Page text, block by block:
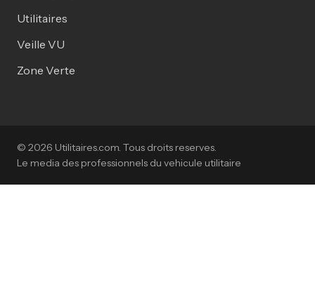
Utilitaires
Veille VU
Zone Verte
© 2026 Utilitaires.com. Tous droits reserves.
Le media des professionnels du vehicule utilitaire